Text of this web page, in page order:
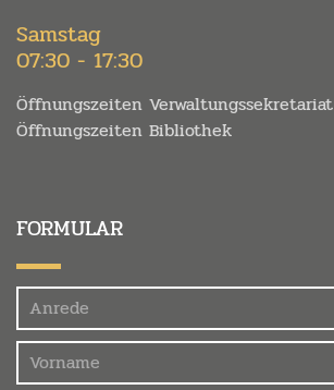
Samstag
07:30 - 17:30
Öffnungszeiten Verwaltungssekretariat
Öffnungszeiten Bibliothek
FORMULAR
Felder